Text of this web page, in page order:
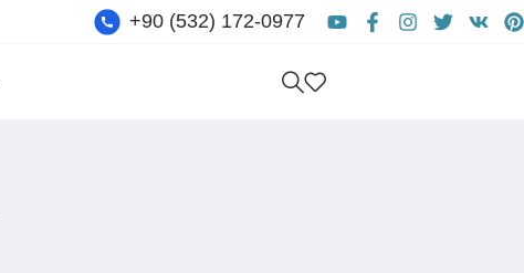
+90 (532) 172-0977